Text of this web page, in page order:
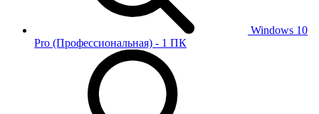
Windows 10
Pro (Профессиональная) - 1 ПК